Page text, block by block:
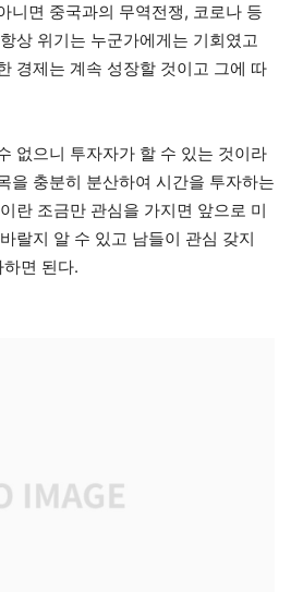
니면 중국과의 무역전쟁, 코로나 등
상 위기는 누군가에게는 기회였고
경제는 계속 성장할 것이고 그에 따
없으니 투자자가 할 수 있는 것이라
을 충분히 분산하여 시간을 투자하는
란 조금만 관심을 가지면 앞으로 미
랄지 알 수 있고 남들이 관심 갖지
면 된다.